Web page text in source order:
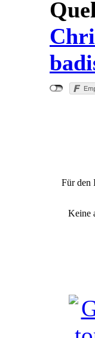
Für den
Keine